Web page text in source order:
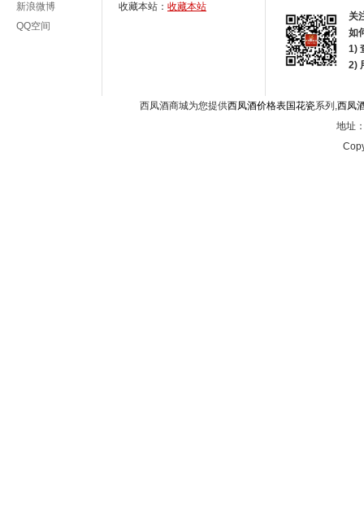
新浪微博
QQ空间
收藏本站： 收藏本站
关
如
1)
2)
西凤酒商城为您提供西凤酒价格表国花瓷系列,西凤
地址